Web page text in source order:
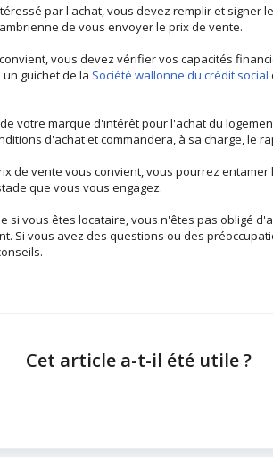
par l'achat, vous devez remplir et signer
de vous envoyer le prix de vente.
vous devez vérifier vos capacités
guichet de la Société wallonne du crédit social
votre marque d'intérêt pour l'achat du
d'achat et commandera, à sa charge, le
de vente vous convient, vous pourrez
que vous vous engagez.
si vous êtes locataire, vous n'êtes pas obligé
Si vous avez des questions ou des
Cet article a-t-il été utile ?